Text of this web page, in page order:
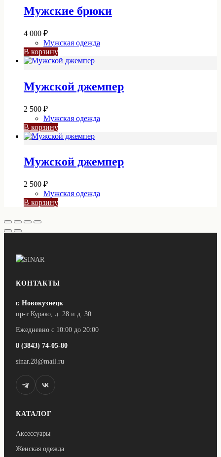
Мужские брюки
4 000 ₽
Мужская одежда
В корзину
Мужской джемпер
2 500 ₽
Мужская одежда
В корзину
Мужской джемпер
2 500 ₽
Мужская одежда
В корзину
КОНТАКТЫ
г. Новокузнецк
пр-т Курако, д. 28 и д. 30
Ежедневно с 10:00 до 20:00
8 (3843) 74-05-80
sinar.28@mail.ru
КАТАЛОГ
Аксессуары
Женская одежда